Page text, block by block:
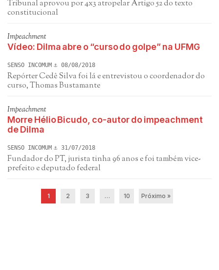
Tribunal aprovou por 4x3 atropelar Artigo 52 do texto
constitucional
Impeachment
Vídeo: Dilma abre o “curso do golpe” na UFMG
SENSO INCOMUM 08/08/2018
Repórter Cedê Silva foi lá e entrevistou o coordenador do
curso, Thomas Bustamante
Impeachment
Morre Hélio Bicudo, co-autor do impeachment
de Dilma
SENSO INCOMUM 31/07/2018
Fundador do PT, jurista tinha 96 anos e foi também vice-
prefeito e deputado federal
1 2 3 … 10 Próximo »